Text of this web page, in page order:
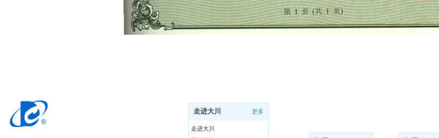
走进大川 更多
走进大川